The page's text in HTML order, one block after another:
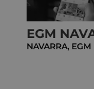
EGM
NAVARRA, EGM